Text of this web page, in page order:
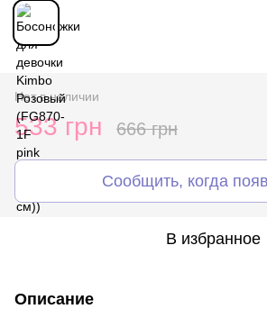
Нет в наличии
533 грн 666 грн
Сообщить, когда
В избранное
Описание